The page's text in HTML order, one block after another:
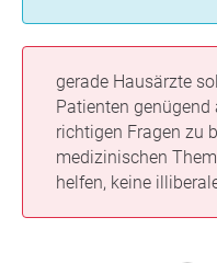
gerade Hausärzte
Patienten
richtigen Fragen zu
medizinischen
helfen, keine